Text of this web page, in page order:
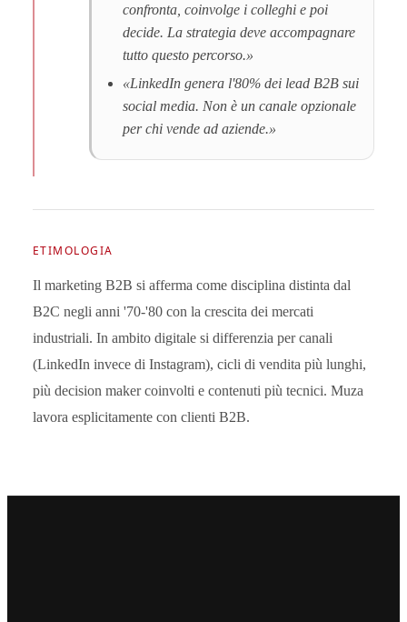
confronta, coinvolge i colleghi e poi
decide. La strategia deve accompagnare
tutto questo percorso.»
«LinkedIn genera l'80% dei lead B2B sui
social media. Non è un canale opzionale
per chi vende ad aziende.»
ETIMOLOGIA
Il marketing B2B si afferma come disciplina distinta dal
B2C negli anni '70-'80 con la crescita dei mercati
industriali. In ambito digitale si differenzia per canali
(LinkedIn invece di Instagram), cicli di vendita più lunghi,
più decision maker coinvolti e contenuti più tecnici. Muza
lavora esplicitamente con clienti B2B.